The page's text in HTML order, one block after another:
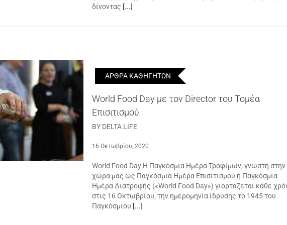
δίνοντας [...]
ΑΡΘΡΑ ΚΑΘΗΓΗΤΩΝ
World Food Day με τον Director του Τομέα
Επισιτισμού
BY DELTA LIFE
16 Οκτωβρίου, 2020
World Food Day Η Παγκόσμια Ημέρα Τροφίμων, γνωστή στην
χώρα μας ως Παγκόσμια Ημέρα Επισιτισμού ή Παγκόσμια
Ημέρα Διατροφής («World Food Day») γιορτάζεται κάθε
στις 16 Οκτωβρίου, την ημερομηνία ίδρυσης το 1945 του
Παγκόσμιου [...]